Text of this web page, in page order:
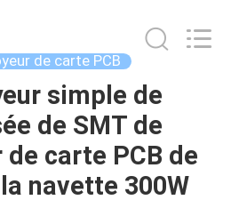
de carte PCB
simple de
de SMT de
de carte PCB de
navette 300W